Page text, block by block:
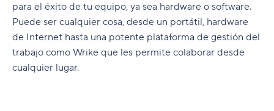
para el éxito de tu equipo, ya sea hardware o software.
Puede ser cualquier cosa, desde un portátil, hardware
de Internet hasta una potente plataforma de gestión del
trabajo como Wrike que les permite colaborar desde
cualquier lugar.